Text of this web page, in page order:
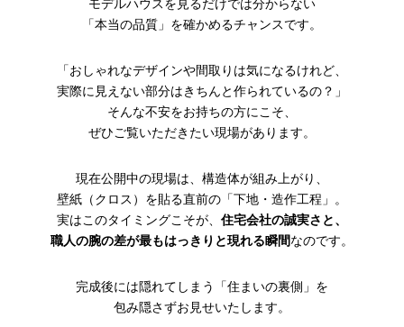
モデルハウスを見るだけでは分からない
「本当の品質」を確かめるチャンスです。
「おしゃれなデザインや間取りは気になるけれど、
実際に見えない部分はきちんと作られているの？」
そんな不安をお持ちの方にこそ、
ぜひご覧いただきたい現場があります。
現在公開中の現場は、構造体が組み上がり、
壁紙（クロス）を貼る直前の「下地・造作工程」。
実はこのタイミングこそが、 住宅会社の誠実さと、
職人の腕の差が最もはっきりと現れる瞬間なのです。
完成後には隠れてしまう「住まいの裏側」を
包み隠さずお見せいたします。